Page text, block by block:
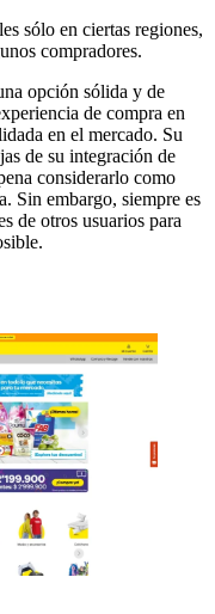
sólo en ciertas regiones,
compradores.
opción sólida y de
de compra en
en el mercado. Su
de su integración de
considerarlo como
Sin embargo, siempre es
de otros usuarios para